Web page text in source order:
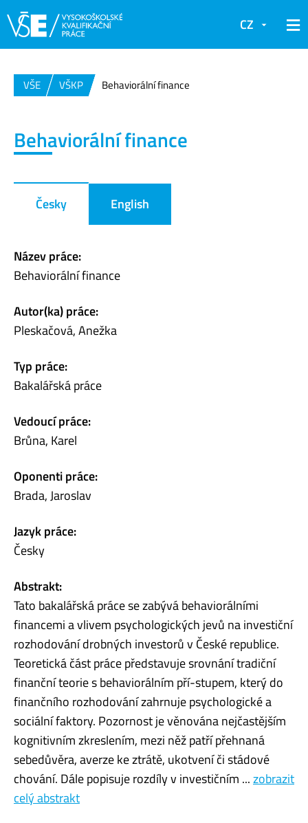
CZ
VŠE VŠKP Behaviorální finance
Behaviorální finance
Česky English
Název práce:
Behaviorální finance
Autor(ka) práce:
Pleskačová, Anežka
Typ práce:
Bakalářská práce
Vedoucí práce:
Brůna, Karel
Oponenti práce:
Brada, Jaroslav
Jazyk práce:
Česky
Abstrakt:
Tato bakalářská práce se zabývá behaviorálními
financemi a vlivem psychologických jevů na investiční
rozhodování drobných investorů v České republice.
Teoretická část práce představuje srovnání tradiční
finanční teorie s behaviorálním pří-stupem, který do
finančního rozhodování zahrnuje psychologické a
sociální faktory. Pozornost je věnována nejčastějším
kognitivním zkreslením, mezi něž patří přehnaná
sebedůvěra, averze ke ztrátě, ukotvení či stádové
chování. Dále popisuje rozdíly v investičním ...zobrazit
celý abstrakt